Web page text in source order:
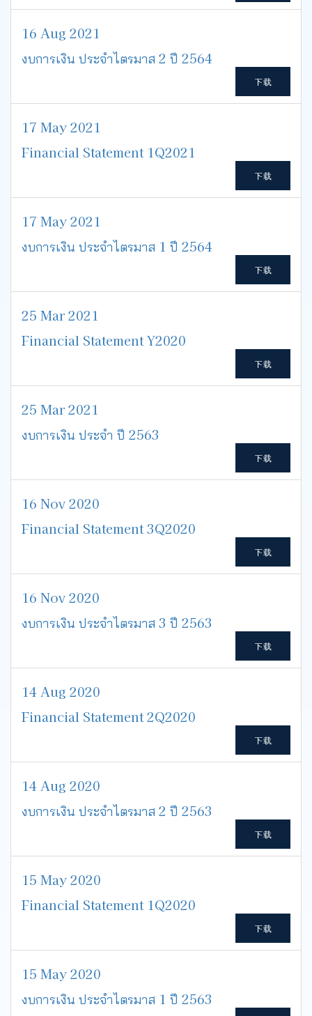
16 Aug 2021
งบการเงิน ประจำไตรมาส 2 ปี 2564
下载
17 May 2021
Financial Statement 1Q2021
下载
17 May 2021
งบการเงิน ประจำไตรมาส 1 ปี 2564
下载
25 Mar 2021
Financial Statement Y2020
下载
25 Mar 2021
งบการเงิน ประจำ ปี 2563
下载
16 Nov 2020
Financial Statement 3Q2020
下载
16 Nov 2020
งบการเงิน ประจำไตรมาส 3 ปี 2563
下载
14 Aug 2020
Financial Statement 2Q2020
下载
14 Aug 2020
งบการเงิน ประจำไตรมาส 2 ปี 2563
下载
15 May 2020
Financial Statement 1Q2020
下载
15 May 2020
งบการเงิน ประจำไตรมาส 1 ปี 2563